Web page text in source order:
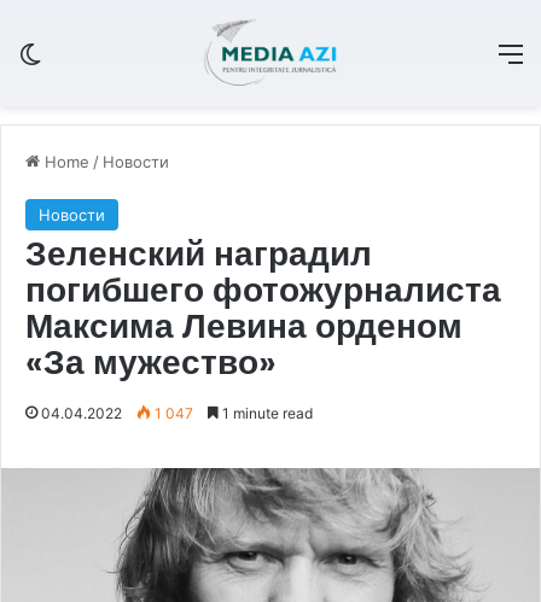
Home / Новости
Новости
Зеленский наградил
погибшего фотожурналиста
Максима Левина орденом
«За мужество»
04.04.2022 1 047 1 minute read